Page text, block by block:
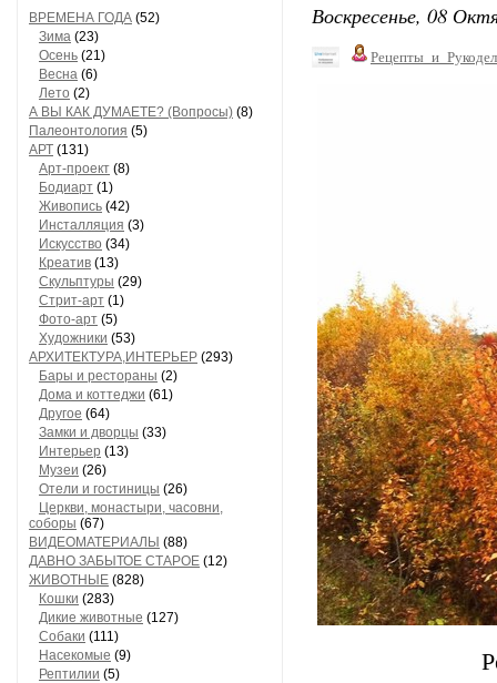
ВРЕМЕНА ГОДА (52)
Зима (23)
Осень (21)
Весна (6)
Лето (2)
А ВЫ КАК ДУМАЕТЕ? (Вопросы) (8)
Палеонтология (5)
АРТ (131)
Арт-проект (8)
Бодиарт (1)
Живопись (42)
Инсталляция (3)
Искусство (34)
Креатив (13)
Скульптуры (29)
Стрит-арт (1)
Фото-арт (5)
Художники (53)
АРХИТЕКТУРА,ИНТЕРЬЕР (293)
Бары и рестораны (2)
Дома и коттеджи (61)
Другое (64)
Замки и дворцы (33)
Интерьер (13)
Музеи (26)
Отели и гостиницы (26)
Церкви, монастыри, часовни,
соборы (67)
ВИДЕОМАТЕРИАЛЫ (88)
ДАВНО ЗАБЫТОЕ СТАРОЕ (12)
ЖИВОТНЫЕ (828)
Кошки (283)
Дикие животные (127)
Собаки (111)
Насекомые (9)
Рептилии (5)
Воскресенье, 08